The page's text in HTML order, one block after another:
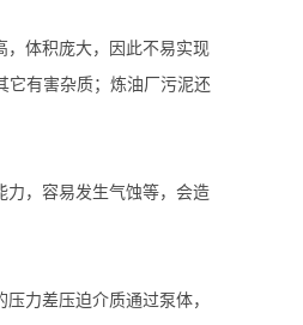
体积庞大，因此不易实现
它有害杂质；炼油厂污泥还
，容易发生气蚀等，会造
力差压迫介质通过泵体，